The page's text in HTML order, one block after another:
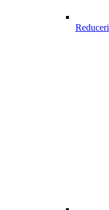
Reduceri